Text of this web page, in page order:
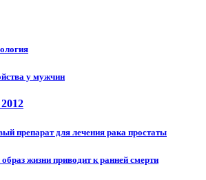
у мужчин
препарат для лечения рака простаты
жизни приводит к ранней смерти